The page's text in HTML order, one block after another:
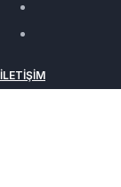
İLETIŞIM